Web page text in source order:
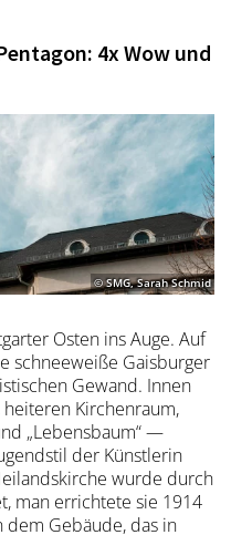
4x Wow und
© SMG, Sarah Schmid
Osten ins Auge. Auf
schneeweiße Gaisburger
Gewand. Innen
Kirchenraum,
„Lebensbaum“ —
der Künstlerin
wurde durch
man errichtete sie 1914
dem Gebäude, das in